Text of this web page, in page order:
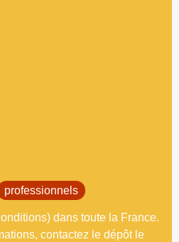
professionnels
dans toute la France.
contactez le dépôt le